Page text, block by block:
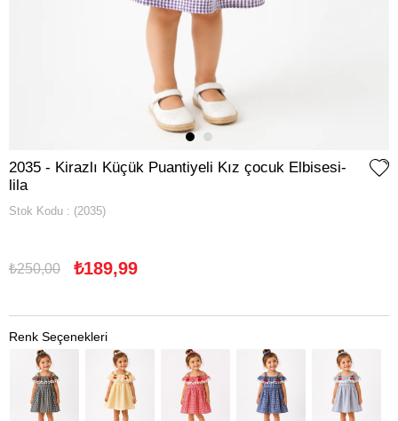
2035 - Kirazlı Küçük Puantiyeli Kız çocuk Elbisesi-
lila
Stok Kodu (2035)
₺250,00 ₺189,99